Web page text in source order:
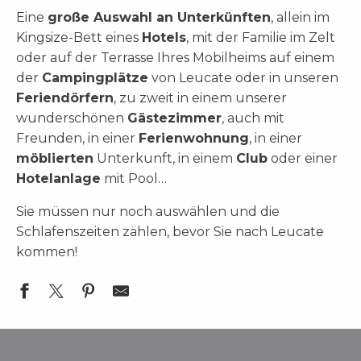
Eine große Auswahl an Unterkünften, allein im
Kingsize-Bett eines Hotels, mit der Familie im Zelt
oder auf der Terrasse Ihres Mobilheims auf einem
der Campingplätze von Leucate oder in unseren
Feriendörfern, zu zweit in einem unserer
wunderschönen Gästezimmer, auch mit
Freunden, in einer Ferienwohnung, in einer
möblierten Unterkunft, in einem Club oder einer
Hotelanlage mit Pool…
Sie müssen nur noch auswählen und die
Schlafenszeiten zählen, bevor Sie nach Leucate
kommen!